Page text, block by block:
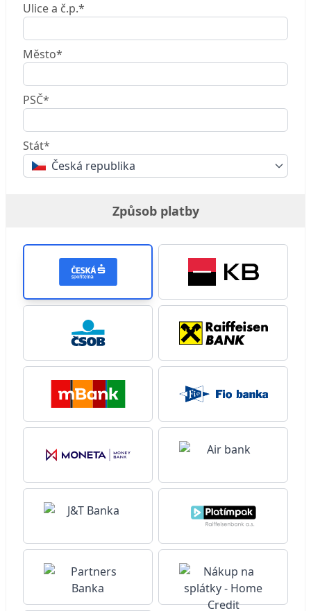
Ulice a č.p.*
Město*
PSČ*
Stát*
Česká republika
Způsob platby